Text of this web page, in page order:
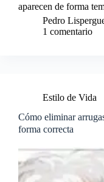
aparecen de forma
Pedro
1 comentario
Estilo de Vida
Cómo eliminar
forma correcta